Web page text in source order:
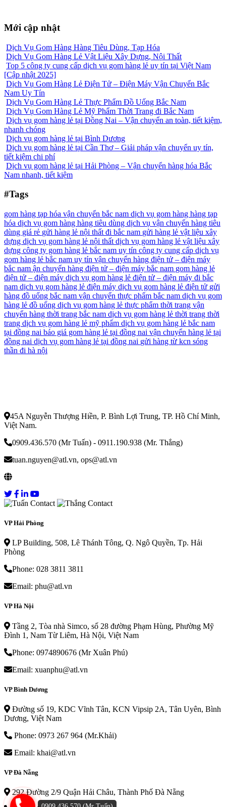
Mới cập nhật
Dịch Vụ Gom Hàng Hàng Tiêu Dùng, Tạp Hóa
Dịch Vụ Gom Hàng Lẻ Vật Liệu Xây Dựng, Nội Thất
Top 5 công ty cung cấp dịch vụ gom hàng lẻ uy tín tại Việt Nam
[Cập nhật 2025]
Dịch Vụ Gom Hàng Lẻ Điện Tử – Điện Máy Vận Chuyển Bắc
Nam Uy Tín
Dịch Vụ Gom Hàng Lẻ Thực Phẩm Đồ Uống Bắc Nam
Dịch Vụ Gom Hàng Lẻ Mỹ Phẩm Thời Trang đi Bắc Nam
Dịch vụ gom hàng lẻ tại Đồng Nai – Vận chuyển an toàn, tiết kiệm,
nhanh chóng
Dịch vụ gom hàng lẻ tại Bình Dương
Dịch vụ gom hàng lẻ tại Cần Thơ – Giải pháp vận chuyển uy tín,
tiết kiệm chi phí
Dịch vụ gom hàng lẻ tại Hải Phòng – Vận chuyển hàng hóa Bắc
Nam nhanh, tiết kiệm
#Tags
gom hàng tạp hóa vận chuyển bắc nam dịch vụ gom hàng hàng tạp
hóa dịch vụ gom hàng hàng tiêu dùng dịch vụ vận chuyển hàng tiêu
dùng giá rẻ gửi hàng lẻ nội thất đi bắc nam gửi hàng lẻ vật liệu xây
dựng dịch vụ gom hàng lẻ nội thất dịch vụ gom hàng lẻ vật liệu xây
dựng công ty gom hàng lẻ bắc nam uy tín công ty cung cấp dịch vụ
gom hàng lẻ bắc nam uy tín vận chuyển hàng điện tử – điện máy
bắc nam ận chuyển hàng điện tử – điện máy bắc nam gom hàng lẻ
điện tử – điện máy dịch vụ gom hàng lẻ điện tử – điện máy đi bắc
nam dịch vụ gom hàng lẻ điện máy dịch vụ gom hàng lẻ điện tử gửi
hàng đồ uống bắc nam vận chuyển thực phẩm bắc nam dịch vụ gom
hàng lẻ đồ uống dịch vụ gom hàng lẻ thực phẩm thời trang vận
chuyển hàng thời trang bắc nam dịch vụ gom hàng lẻ thời trang thời
trang dịch vụ gom hàng lẻ mỹ phẩm dịch vụ gom hàng lẻ bắc nam
tại đồng nai báo giá gom hàng lẻ tại đồng nai vận chuyển hàng lẻ tại
đồng nai dịch vụ gom hàng lẻ tại đồng nai gửi hàng từ kcn sóng
thần đi hà nội
45A Nguyễn Thượng Hiền, P. Bình Lợi Trung, TP. Hồ Chí Minh,
Việt Nam.
0909.436.570 (Mr Tuấn) - 0911.190.938 (Mr. Thắng)
tuan.nguyen@atl.vn, ops@atl.vn
VP Hải Phòng
LP Building, 508, Lê Thánh Tông, Q. Ngô Quyền, Tp. Hải
Phòng
Phone: 028 3811 3811
Email: phu@atl.vn
VP Hà Nội
Tầng 2, Tòa nhà Simco, số 28 đường Phạm Hùng, Phường Mỹ
Đình 1, Nam Từ Liêm, Hà Nội, Việt Nam
Phone: 0974890676 (Mr Xuân Phú)
Email: xuanphu@atl.vn
VP Bình Dương
Đường số 19, KDC Vĩnh Tân, KCN Vipsip 2A, Tân Uyên, Bình
Dương, Việt Nam
Phone: 0973 267 964 (Mr.Khải)
Email: khai@atl.vn
VP Đà Nẵng
292 Đường 2/9 Quận Hải Châu, Thành Phố Đà Nẵng